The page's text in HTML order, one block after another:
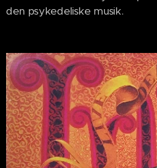
den psykedeliske musik.